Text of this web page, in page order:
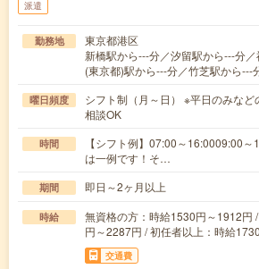
派遣
勤務地
東京都港区
新橋駅から---分／汐留駅から---分
(東京都)駅から---分／竹芝駅から---
曜日頻度
シフト制（月～日） ※平日のみなど
相談OK
時間
【シフト例】07:00～16:0009:00
は一例です！そ…
期間 即日～2ヶ月以上
時給
無資格の方：時給1530円～1912円
円～2287円 / 初任者以上：時給
交通費